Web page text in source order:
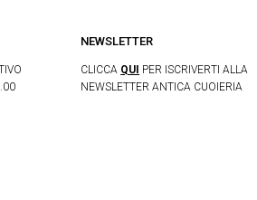
NEWSLETTER
CLICCA QUI PER ISCRIVERTI ALLA
NEWSLETTER ANTICA CUOIERIA